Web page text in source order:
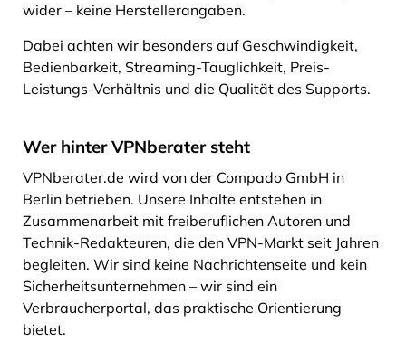
wider – keine Herstellerangaben.
Dabei achten wir besonders auf Geschwindigkeit,
Bedienbarkeit, Streaming-Tauglichkeit, Preis-
Leistungs-Verhältnis und die Qualität des Supports.
Wer hinter VPNberater steht
VPNberater.de wird von der Compado GmbH in
Berlin betrieben. Unsere Inhalte entstehen in
Zusammenarbeit mit freiberuflichen Autoren und
Technik-Redakteuren, die den VPN-Markt seit Jahren
begleiten. Wir sind keine Nachrichtenseite und kein
Sicherheitsunternehmen – wir sind ein
Verbraucherportal, das praktische Orientierung
bietet.